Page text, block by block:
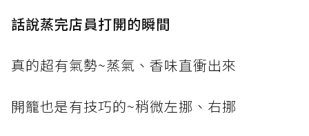
話說蒸完店員打開的瞬間
真的超有氣勢~蒸氣、香味直衝出來
開籠也是有技巧的~稍微左挪、右挪